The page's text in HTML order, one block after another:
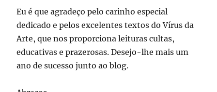
Eu é que agradeço pelo carinho especial
dedicado e pelos excelentes textos do Vírus da
Arte, que nos proporciona leituras cultas,
educativas e prazerosas. Desejo-lhe mais um
ano de sucesso junto ao blog.